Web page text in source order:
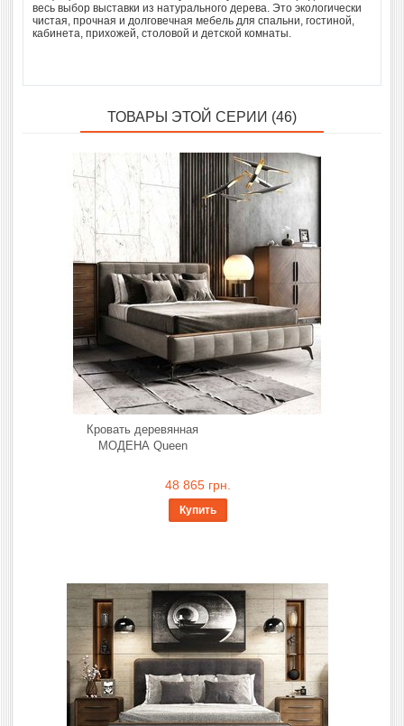
весь выбор выставки из натурального дерева. Это экологически
чистая, прочная и долговечная мебель для спальни, гостиной,
кабинета, прихожей, столовой и детской комнаты.
ТОВАРЫ ЭТОЙ СЕРИИ (46)
Кровать деревянная
МОДЕНА Queen
48 865 грн.
Купить